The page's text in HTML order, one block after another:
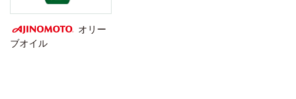
AJINOMOTO
オリー
ブオイル